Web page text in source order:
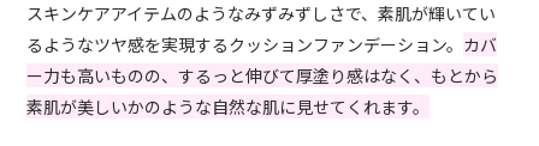
スキンケアアイテムのようなみずみずしさで、素肌が輝いてい
るようなツヤ感を実現するクッションファンデーション。 カバ
ー力も高いものの、するっと伸びて厚塗り感はなく、もとから
素肌が美しいかのような自然な肌に見せてくれます。